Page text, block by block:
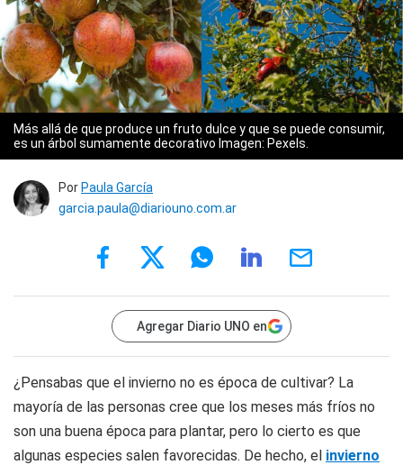
Más allá de que produce un fruto dulce y que se puede consumir,
es un árbol sumamente decorativo Imagen: Pexels.
Por Paula García
garcia.paula@diariouno.com.ar
Agregar Diario UNO en
¿Pensabas que el invierno no es época de cultivar? La
mayoría de las personas cree que los meses más fríos no
son una buena época para plantar, pero lo cierto es que
algunas especies salen favorecidas. De hecho, el invierno